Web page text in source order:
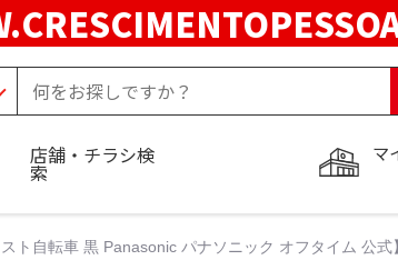
マ
店舗・チラシ検
索
ト自転車 黒 Panasonic パナソニック オフタイム 公